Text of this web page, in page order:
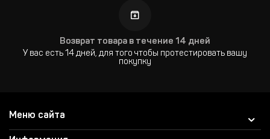
Возврат товара в течение 14 дней
У вас есть 14 дней, для того чтобы протестировать вашу
покупку
Меню сайта